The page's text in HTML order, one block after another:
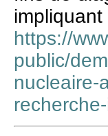
https://
public/
nucleaire-